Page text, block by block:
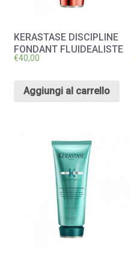
KERASTASE DISCIPLINE
FONDANT FLUIDEALISTE
€40,00
Aggiungi al carrello